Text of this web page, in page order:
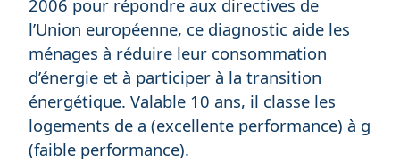
2006 pour répondre aux directives de
l’Union européenne, ce diagnostic aide les
ménages à réduire leur consommation
d’énergie et à participer à la transition
énergétique. Valable 10 ans, il classe les
logements de a (excellente performance) à g
(faible performance).